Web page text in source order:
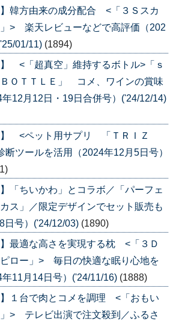
】韓方由来の成分配合 <「３Ｓスカ
> 楽天レビューなどで高評価（202
01/11) (1894)
】 <「超真空」維持するボトル>「ｓ
ＯＴＴＬＥ」 コメ、ワインの賞味
12月12日・19日合併号）('24/12/14)
】 <ペット用サプリ 「ＴＲＩＺ
ツールを活用（2024年12月5日号）
「ちいかわ」とコラボ／「パーフェ
ス」／限定デザインでセット販売も
日号）('24/12/03) (1890)
】最適な高さを実現する枕 <「３Ｄ
ロー」> 毎日の快適な眠り心地を
11月14日号）('24/11/16) (1888)
】１台で肉とコメを調理 <「おもい
> テレビ出演で注文殺到／ふるさ